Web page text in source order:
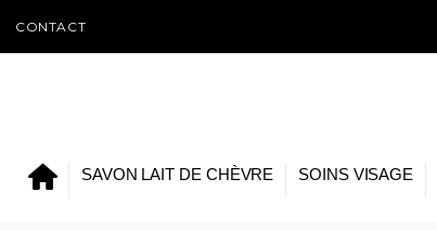
CONTACT
SAVON LAIT DE CHÈVRE SOINS VISAGE